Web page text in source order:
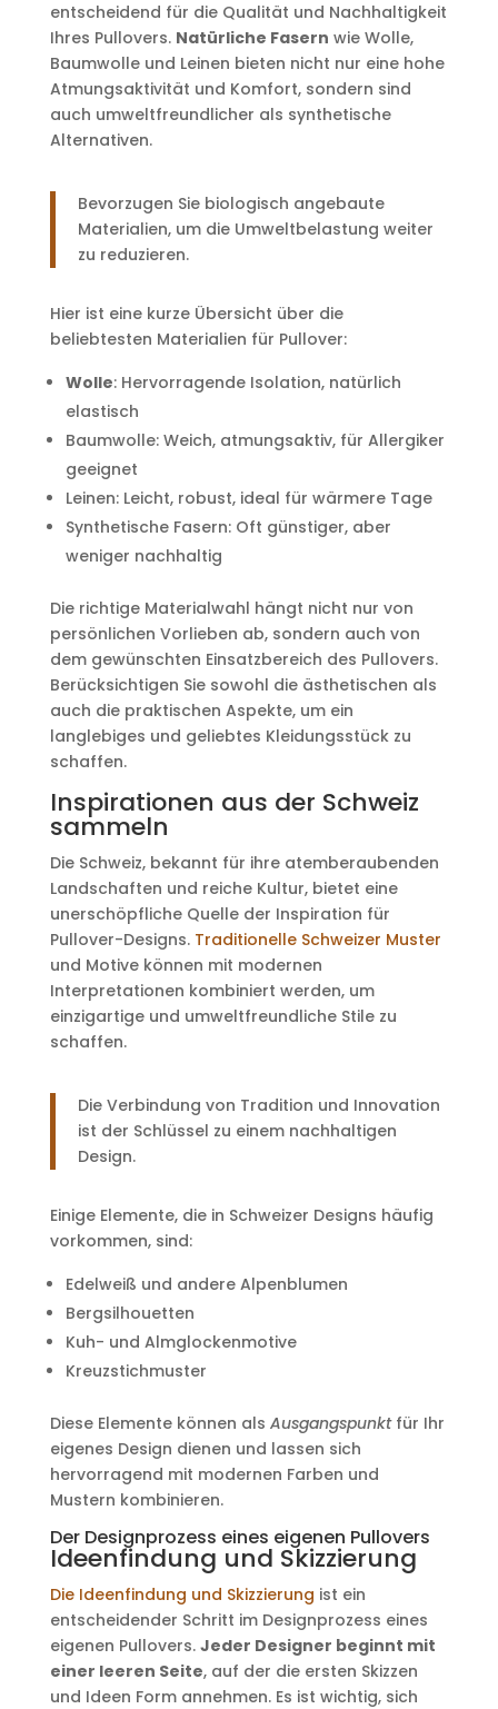
entscheidend für die Qualität und Nachhaltigkeit
Ihres Pullovers. Natürliche Fasern wie Wolle,
Baumwolle und Leinen bieten nicht nur eine hohe
Atmungsaktivität und Komfort, sondern sind
auch umweltfreundlicher als synthetische
Alternativen.
Bevorzugen Sie biologisch angebaute
Materialien, um die Umweltbelastung weiter
zu reduzieren.
Hier ist eine kurze Übersicht über die
beliebtesten Materialien für Pullover:
Wolle: Hervorragende Isolation, natürlich
elastisch
Baumwolle: Weich, atmungsaktiv, für Allergiker
geeignet
Leinen: Leicht, robust, ideal für wärmere Tage
Synthetische Fasern: Oft günstiger, aber
weniger nachhaltig
Die richtige Materialwahl hängt nicht nur von
persönlichen Vorlieben ab, sondern auch von
dem gewünschten Einsatzbereich des Pullovers.
Berücksichtigen Sie sowohl die ästhetischen als
auch die praktischen Aspekte, um ein
langlebiges und geliebtes Kleidungsstück zu
schaffen.
Inspirationen aus der Schweiz
sammeln
Die Schweiz, bekannt für ihre atemberaubenden
Landschaften und reiche Kultur, bietet eine
unerschöpfliche Quelle der Inspiration für
Pullover-Designs. Traditionelle Schweizer Muster
und Motive können mit modernen
Interpretationen kombiniert werden, um
einzigartige und umweltfreundliche Stile zu
schaffen.
Die Verbindung von Tradition und Innovation
ist der Schlüssel zu einem nachhaltigen
Design.
Einige Elemente, die in Schweizer Designs häufig
vorkommen, sind:
Edelweiß und andere Alpenblumen
Bergsilhouetten
Kuh- und Almglockenmotive
Kreuzstichmuster
Diese Elemente können als Ausgangspunktfür Ihr
eigenes Design dienen und lassen sich
hervorragend mit modernen Farben und
Mustern kombinieren.
Der Designprozess eines eigenen Pullovers
Ideenfindung und Skizzierung
Die Ideenfindung und Skizzierung ist ein
entscheidender Schritt im Designprozess eines
eigenen Pullovers. Jeder Designer beginnt mit
einer leeren Seite, auf der die ersten Skizzen
und Ideen Form annehmen. Es ist wichtig, sich